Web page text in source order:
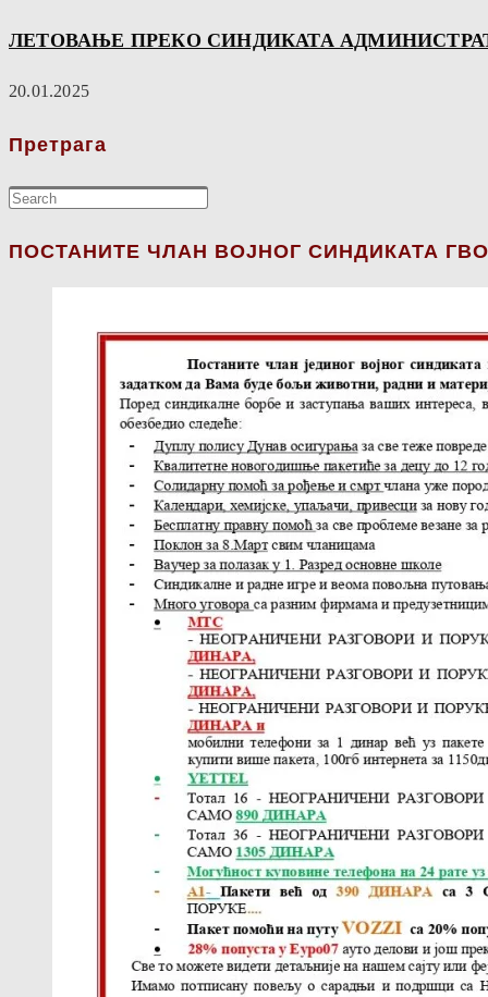
ЛЕТОВАЊЕ ПРЕКО СИНДИКАТА
20.01.2025
Претрага
ПОСТАНИТЕ ЧЛАН ВОЈНОГ СИНДИКАТА